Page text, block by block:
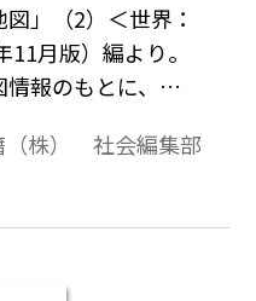
」（2）＜世界：
月版）編より。
報のもとに、高
成などで，自由に
（株） 社会編集部